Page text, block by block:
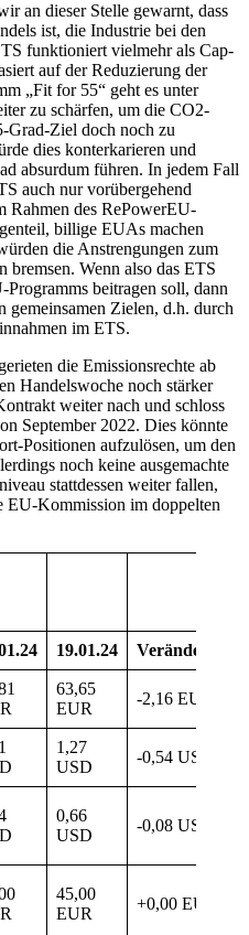
an dieser Stelle gewarnt, dass
ist, die Industrie bei den
funktioniert vielmehr als Cap-
auf der Reduzierung der
„Fit for 55“ geht es unter
zu schärfen, um die CO2-
Grad-Ziel doch noch zu
dies konterkarieren und
absurdum führen. In jedem Fall
auch nur vorübergehend
Rahmen des RePowerEU-
billige EUAs machen
die Anstrengungen zum
bremsen. Wenn also das ETS
beitragen soll, dann
Zielen, d.h. durch
im ETS.
die Emissionsrechte ab
Handelswoche noch stärker
weiter nach und schloss
September 2022. Dies könnte
Positionen aufzulösen, um den
noch keine ausgemachte
stattdessen weiter fallen,
EU-Kommission im doppelten
19.01.24 Veränderung
63,65
EUR
-2,16 EUR
1,27
USD
-0,54 USD
0,66
USD
-0,08 USD
45,00
EUR
+0,00 EUR